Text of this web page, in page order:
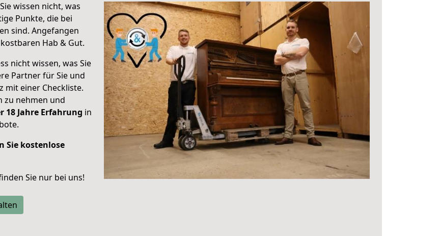
wissen nicht, was
Punkte, die bei
sind. Angefangen
Hab & Gut.
nicht wissen, was Sie
Partner für Sie und
mit einer Checkliste.
zu nehmen und
18 Jahre Erfahrung in
Sie kostenlose
Sie nur bei uns!